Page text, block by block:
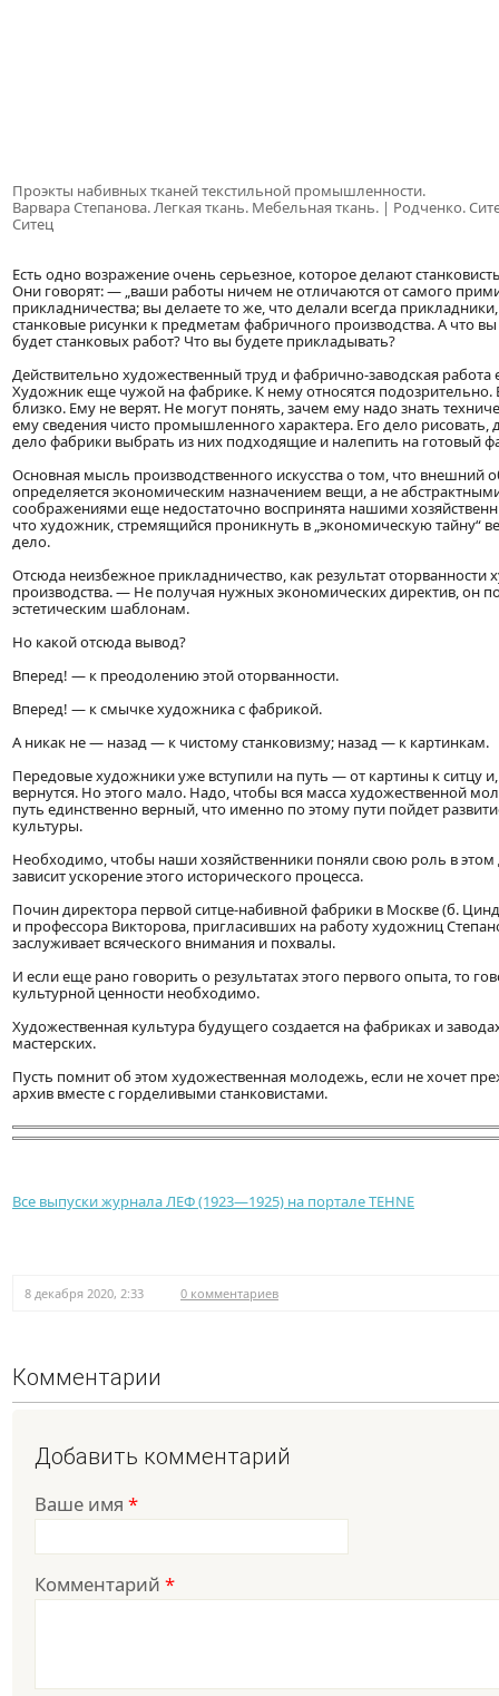
Проэкты набивных тканей текстильной промышленности.
Варвара Степанова. Легкая ткань. Мебельная ткань. | Родченко.
Ситец
Есть одно возражение очень серьезное, которое делают
Они говорят: — „ваши работы ничем не отличаются от самого
прикладничества; вы делаете то же, что делали всегда
станковые рисунки к предметам фабричного производства. А что вы
будет станковых работ? Что вы будете прикладывать?
Действительно художественный труд и фабрично-заводская
Художник еще чужой на фабрике. К нему относятся подозрительно.
близко. Ему не верят. Не могут понять, зачем ему надо знать
ему сведения чисто промышленного характера. Его дело рисовать,
дело фабрики выбрать из них подходящие и налепить на готовый
Основная мысль производственного искусства о том, что внешний
определяется экономическим назначением вещи, а не
соображениями еще недостаточно воспринята нашими
что художник, стремящийся проникнуть в „экономическую тайну“
дело.
Отсюда неизбежное прикладничество, как результат оторванности
производства. — Не получая нужных экономических директив, он
эстетическим шаблонам.
Но какой отсюда вывод?
Вперед! — к преодолению этой оторванности.
Вперед! — к смычке художника с фабрикой.
А никак не — назад — к чистому станковизму; назад — к картинкам.
Передовые художники уже вступили на путь — от картины к ситцу
вернутся. Но этого мало. Надо, чтобы вся масса художественной
путь единственно верный, что именно по этому пути пойдет
культуры.
Необходимо, чтобы наши хозяйственники поняли свою роль в этом
зависит ускорение этого исторического процесса.
Почин директора первой ситце-набивной фабрики в Москве (б.
и профессора Викторова, пригласивших на работу художниц
заслуживает всяческого внимания и похвалы.
И если еще рано говорить о результатах этого первого опыта, то
культурной ценности необходимо.
Художественная культура будущего создается на фабриках и
мастерских.
Пусть помнит об этом художественная молодежь, если не хочет
архив вместе с горделивыми станковистами.
Все выпуски журнала ЛЕФ (1923—1925) на портале TEHNE
8 декабря 2020, 2:33 0 комментариев
Комментарии
Добавить комментарий
Ваше имя *
Комментарий *